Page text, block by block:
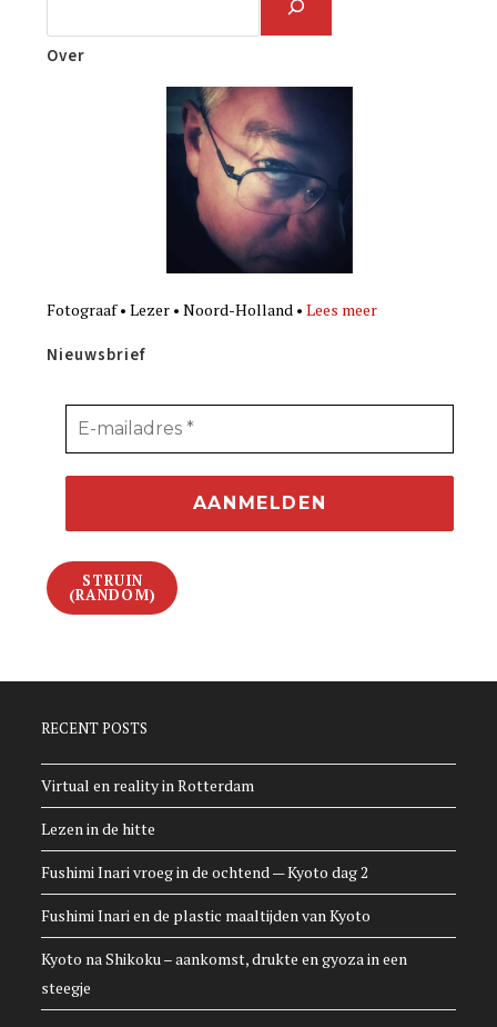
Over
Fotograaf • Lezer • Noord-Holland •Lees meer
Nieuwsbrief
STRUIN
(RANDOM)
RECENT POSTS
Virtual en reality in Rotterdam
Lezen in de hitte
Fushimi Inari vroeg in de ochtend — Kyoto dag 2
Fushimi Inari en de plastic maaltijden van Kyoto
Kyoto na Shikoku – aankomst, drukte en gyoza in een
steegje